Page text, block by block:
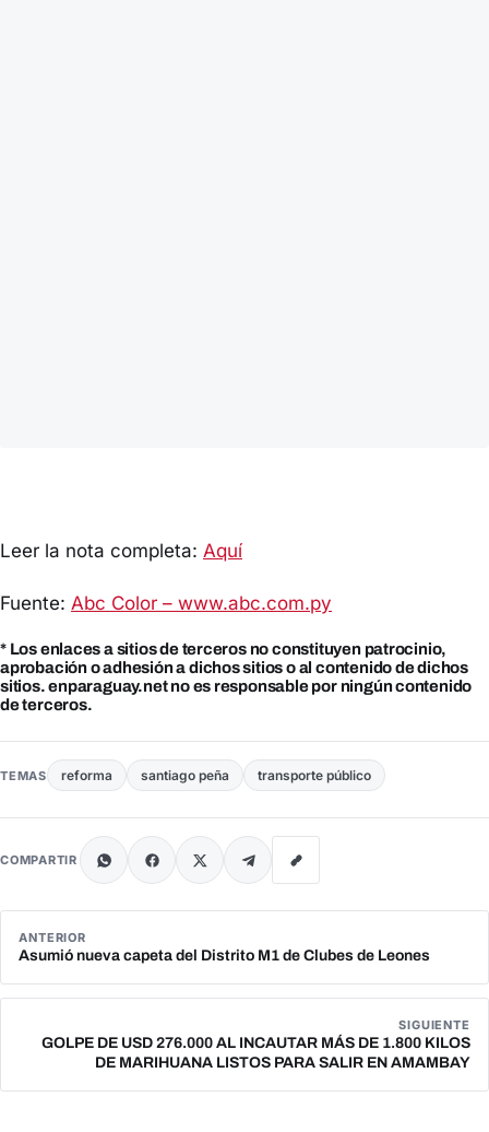
Leer la nota completa: Aquí
Fuente: Abc Color – www.abc.com.py
* Los enlaces a sitios de terceros no constituyen patrocinio,
aprobación o adhesión a dichos sitios o al contenido de dichos
sitios. enparaguay.net no es responsable por ningún contenido
de terceros.
TEMAS reforma santiago peña transporte público
COMPARTIR
ANTERIOR
Asumió nueva capeta del Distrito M1 de Clubes de Leones
SIGUIENTE
GOLPE DE USD 276.000 AL INCAUTAR MÁS DE 1.800 KILOS
DE MARIHUANA LISTOS PARA SALIR EN AMAMBAY